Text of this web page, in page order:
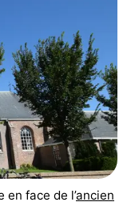
en face de l’ancien